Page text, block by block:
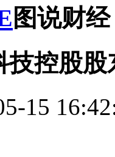
图说财经
技控股股
15